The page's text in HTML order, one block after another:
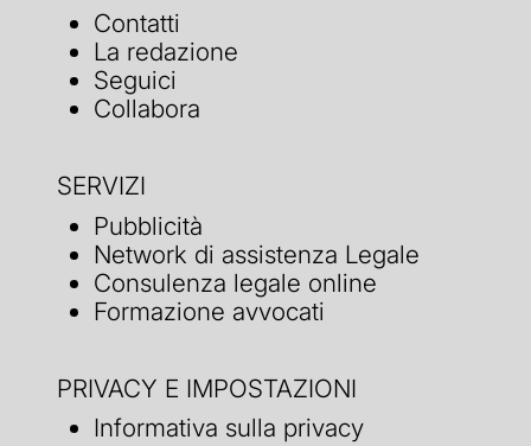
Contatti
La redazione
Seguici
Collabora
SERVIZI
Pubblicità
Network di assistenza Legale
Consulenza legale online
Formazione avvocati
PRIVACY E IMPOSTAZIONI
Informativa sulla privacy